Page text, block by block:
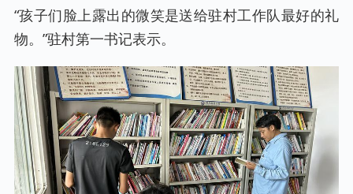
“孩子们脸上露出的微笑是送给驻村工作队最好的礼
物。”驻村第一书记表示。